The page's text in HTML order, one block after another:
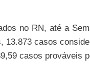
no RN, até a
13.873 casos
casos prováveis